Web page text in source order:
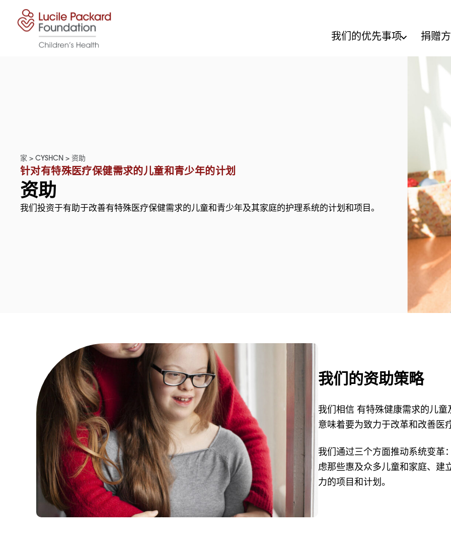
跳至内容
我们的优先事项 捐赠
家 > CYSHCN > 资助
针对有特殊医疗保健需求的儿童和青少年的计划
资助
我们投资于有助于改善有特殊医疗保健需求的儿童和青少年及其家庭的护理系统的计划和项目。
我们的资助策略
我们相信 有特殊健康需求的儿
意味着要为致力于改革和改善医
我们通过三个方面推动系统变革
虑那些惠及众多儿童和家庭、建
力的项目和计划。